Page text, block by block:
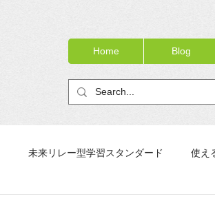
Home Blog
未来リレー型学習スタンダード 使え